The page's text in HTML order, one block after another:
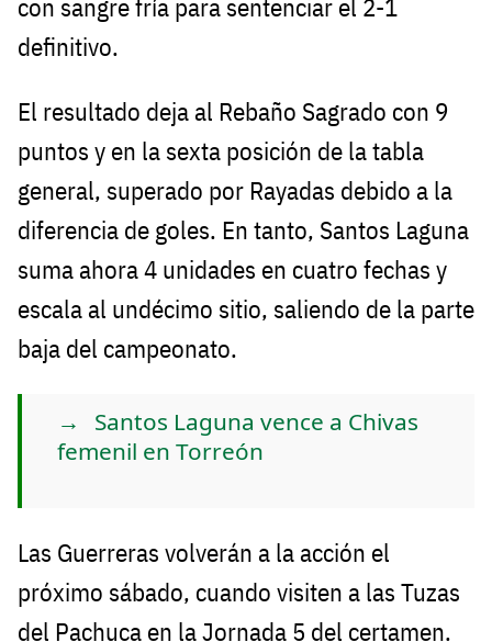
con sangre fría para sentenciar el 2-1
definitivo.
El resultado deja al Rebaño Sagrado con 9
puntos y en la sexta posición de la tabla
general, superado por Rayadas debido a la
diferencia de goles. En tanto, Santos Laguna
suma ahora 4 unidades en cuatro fechas y
escala al undécimo sitio, saliendo de la parte
baja del campeonato.
Santos Laguna vence a Chivas
femenil en Torreón
Las Guerreras volverán a la acción el
próximo sábado, cuando visiten a las Tuzas
del Pachuca en la Jornada 5 del certamen.